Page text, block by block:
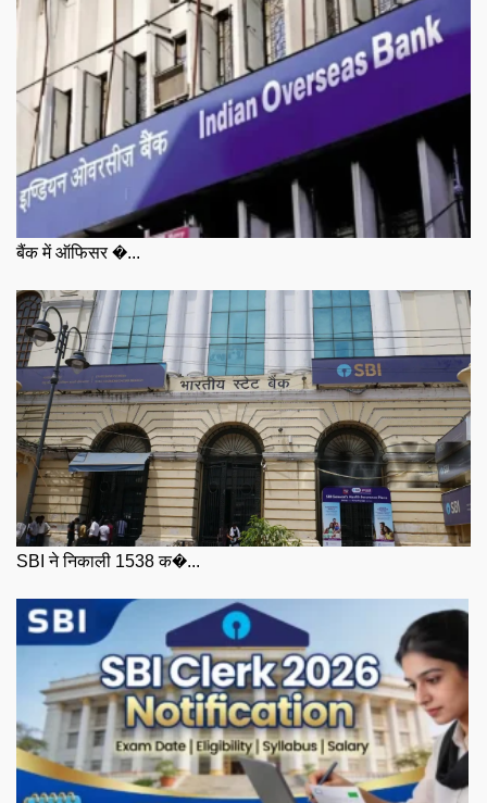
बैंक में ऑफिसर �...
SBI ने निकाली 1538 क�...